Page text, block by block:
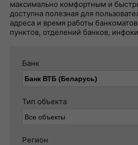
максимально комфортным и
доступна полезная для
адреса и время работы
пунктов, отделений банков,
Банк
Тип объекта
Регион